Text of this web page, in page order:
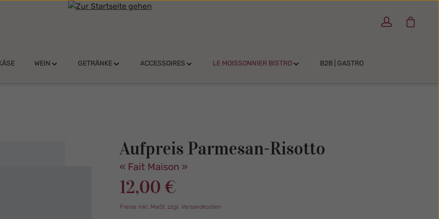
WEIN GETRÄNKE ACCESSOIRES LE MOISSONNIER BISTRO B2B | GASTRO
Aufpreis Parmesan-Risotto
« Fait Maison »
Regulärer Preis:
12,00 €
Preise inkl. MwSt. zzgl. Versandkosten